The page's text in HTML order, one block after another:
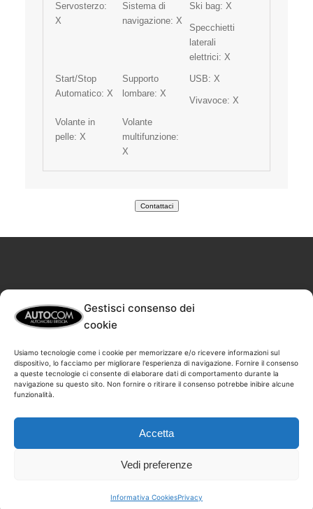
Gestisci consenso dei
cookie
Usiamo tecnologie come i cookie per memorizzare e/o ricevere informazioni sul
dispositivo, lo facciamo per migliorare l'esperienza di navigazione. Fornire il consenso
a queste tecnologie ci consente di elaborare dati di comportamento durante la
navigazione su questo sito. Non fornire o ritirare il consenso potrebbe inibire alcune
funzionalità.
Accetta
Vedi preferenze
Informativa CookiesPrivacy
Servosterzo:
X
Sistema di
navigazione: X
Ski bag: X
Specchietti
laterali
elettrici: X
Start/Stop
Automatico: X
Supporto
lombare: X
USB: X
Vivavoce: X
Volante in
pelle: X
Volante
multifunzione:
X
Contattaci
AutoCOM S.r.l. via Enrico Fermi 15 -25064- Gussago
BS P.I e C.F. 02820470983 – REA BS-481144
_____________________________________
Sito web realizzato e gestito da
_